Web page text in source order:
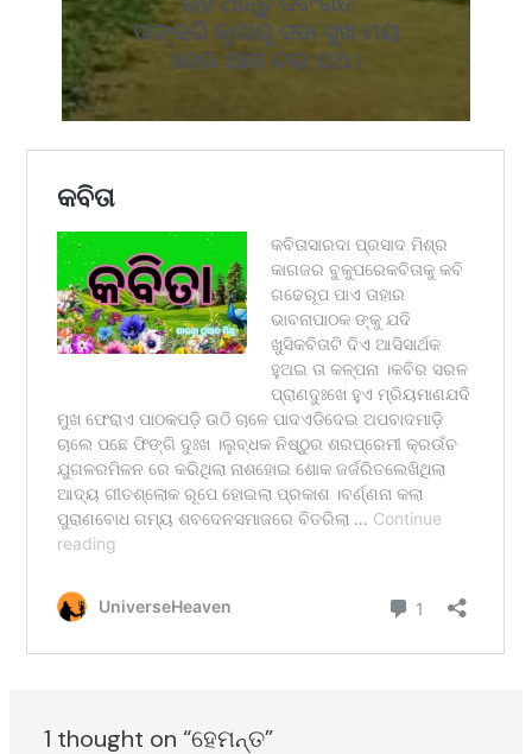
ତାଙ୍କରି କୃପାରୁ ସଦା ସୁଖ ମୟ
ହେଉ ଆମ ଚଲା ପଥ।
1 thought on “ହେମନ୍ତ”